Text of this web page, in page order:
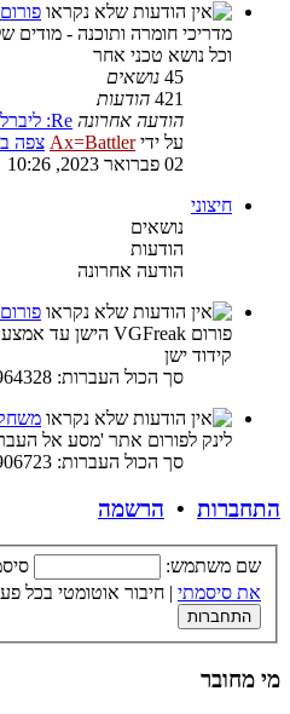
פורום VGFreak - טכני
מדריכי חומרה ותוכנה - מודים
וכל נושא טכני אחר
45 נושאים
421 הודעות
הודעה אחרונה Re: ליברלק RR - משחקים נראים …
על ידיAx=Battler צפה
02 פברואר 2023, 10:26
חיצוני
נושאים
הודעות
הודעה אחרונה
פורום VGFreak - ישן
קידוד ישן
סך הכול העברות: 1964328
לינק לפורום אתר 'מסע אל
סך הכול העברות: 1906723
התחברות • הרשמה
שם משתמש:
את סיסמתי | חיבור אוטומטי בכל
מי מחובר